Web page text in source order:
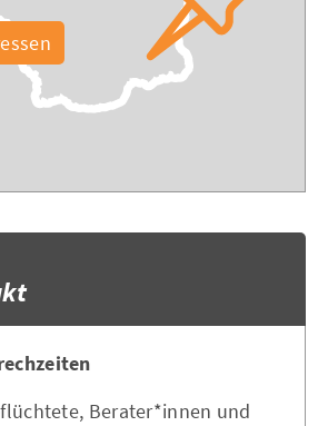
Berater*innen und